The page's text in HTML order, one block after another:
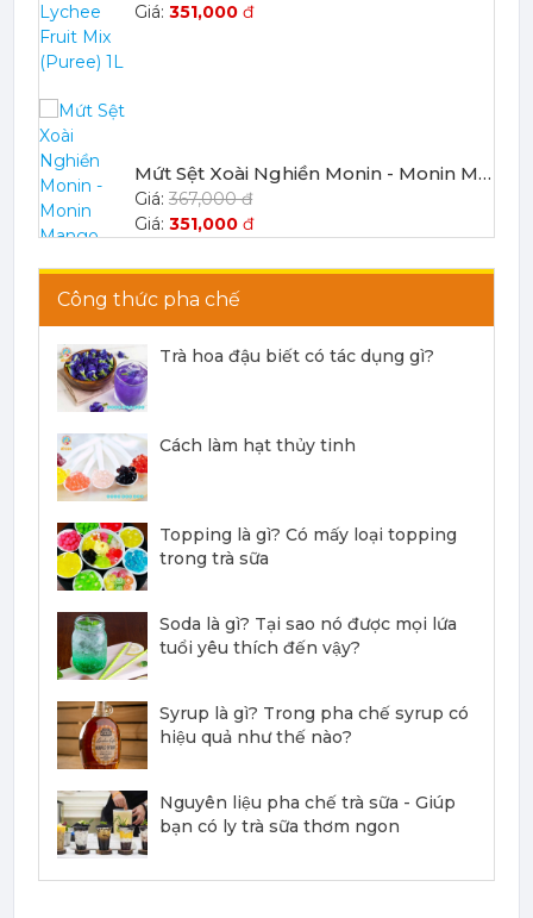
351,000 đ
Mứt Sệt Xoài Nghiền Monin - Monin Mango Fruit Mix (Puree) 1L
367,000 đ
351,000 đ
386,100 đ
367,000 đ
Công thức pha chế
Trà hoa đậu biết có tác dụng gì?
Cách làm hạt thủy tinh
Topping là gì? Có mấy loại topping
trong trà sữa
Soda là gì? Tại sao nó được mọi lứa
tuổi yêu thích đến vậy?
Syrup là gì? Trong pha chế syrup có
hiệu quả như thế nào?
Nguyên liệu pha chế trà sữa - Giúp
bạn có ly trà sữa thơm ngon